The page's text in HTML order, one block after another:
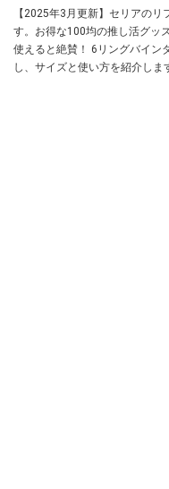
【2025年3月更新】セリアの
す。お得な100均の推し活グッ
使えると絶賛！ 6リングバイン
し、サイズと使い方を紹介しま